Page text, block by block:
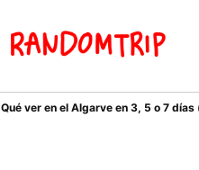
Qué ver en el Algarve en 3, 5 o 7